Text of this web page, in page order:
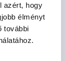
azért, hogy
élményt
további